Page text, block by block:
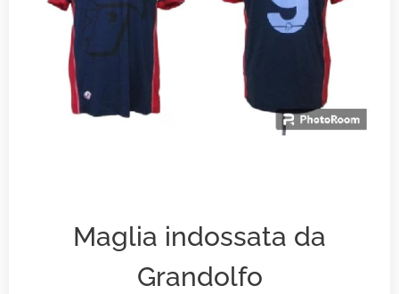
Maglia indossata da
Grandolfo